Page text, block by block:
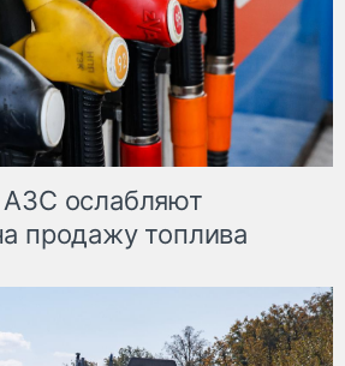
ослабляют
продажу топлива